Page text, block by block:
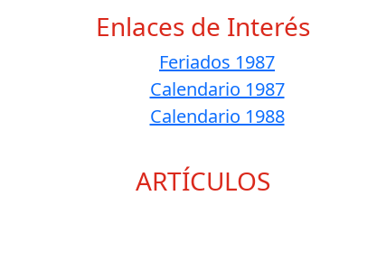
Enlaces de Interés
Feriados 1987
Calendario 1987
Calendario 1988
ARTÍCULOS